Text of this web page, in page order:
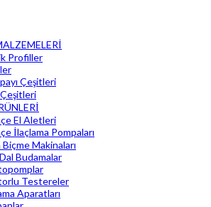
Profiller
Çeşitleri
El Aletleri
İlaçlama Pompaları
Biçme Makinaları
Budamalar
Testereler
Aparatları